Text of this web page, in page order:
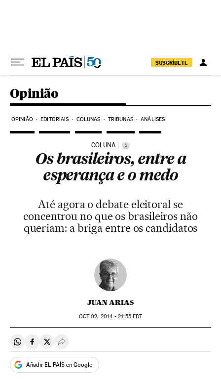
SUSCRÍBETE
Opinião
OPINIÃO EDITORIAIS COLUNAS TRIBUNAS ANÁLISES
COLUNA i
Os brasileiros, entre a
esperança e o medo
Até agora o debate eleitoral se
concentrou no que os brasileiros não
queriam: a briga entre os candidatos
JUAN ARIAS
OCT02, 2014 - 21:55EDT
Compartir en Whatsapp
Compartir en Facebook
Compartir en Twitter
Desplegar Redes Sociales
Añadir EL PAÍS en Google